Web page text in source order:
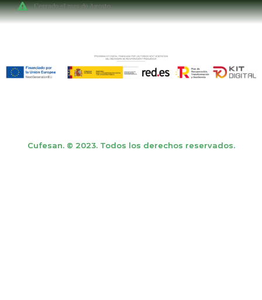
Cerrado el mes de Agosto.
Cufesan. © 2023. Todos los derechos reservados.